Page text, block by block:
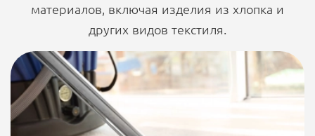
материалов, включая изделия из хлопка и
других видов текстиля.